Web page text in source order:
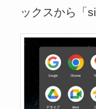
ックスから「